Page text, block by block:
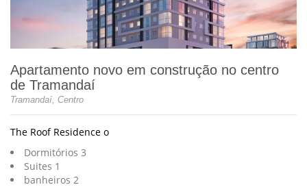
Apartamento novo em construção no centro
de Tramandaí
Tramandaí, Centro
The Roof Residence o
Dormitórios 3
Suites 1
banheiros 2